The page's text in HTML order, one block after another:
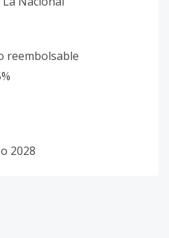
reembolsable
2028